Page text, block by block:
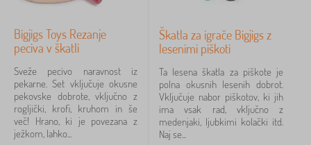
Bigjigs Toys Rezanje
peciva v škatli
Sveže pecivo naravnost iz
pekarne. Set vključuje okusne
pekovske dobrote, vključno z
rogljički, krofi, kruhom in še
več! Hrano, ki je povezana z
ježkom, lahko...
Škatla za igrače Bigjigs z
lesenimi piškoti
Ta lesena škatla za piškote je
polna okusnih lesenih dobrot.
Vključuje nabor piškotov, ki jih
ima vsak rad, vključno z
medenjaki, ljubkimi kolački itd.
Naj se...